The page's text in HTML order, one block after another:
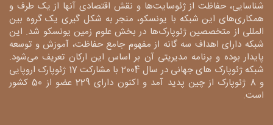
شناسایی، حفاظت از ژئوسایت‌ها و نقش اقتصادی آنها از یک طرف و
همکاری‌های این شبکه با یونسکو، منجر به شکل گیری یک گروه بین
المللی از متخصصین ژئوپارک‌ها در بخش علوم زمین یونسکو شد. این
شبکه دارای اهداف سه گانه از مفهوم جامع حفاظت، آموزش و توسعه
پایدار بوده و برنامه مدیریتی آن بر اساس این ارکان تعریف می‌شود.
شبکه ژئوپارک های جهانی در سال 2004 با مشارکت 17 ژئوپارک اروپایی
و 8 ژئوپارک از چین پدید آمد و اکنون دارای 229 عضو از 50 کشور
است.